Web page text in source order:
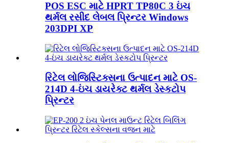
POS ESC માટે HPRT TP80C 3 ઇંચ
થર્મલ રસીદ લેબલ પ્રિન્ટર Windows
203DPI XP
રિટેલ લોજિસ્ટિક્સના ઉત્પાદન માટે OS-
214D 4-ઇંચ ડાયરેક્ટ થર્મલ ડેસ્કટોપ
પ્રિન્ટર